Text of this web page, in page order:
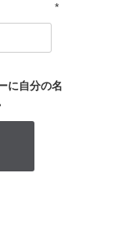
*
に自分の名